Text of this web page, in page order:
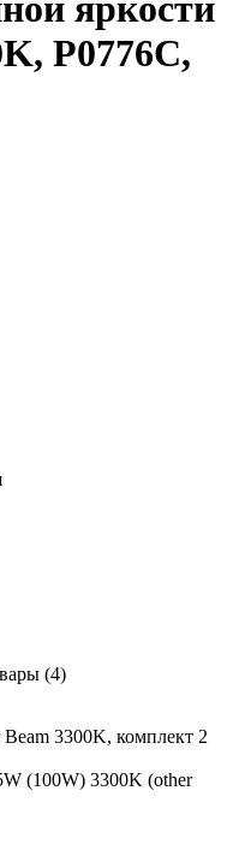
яркости
P0776C,
(4)
3300K, комплект 2
(100W) 3300K (other